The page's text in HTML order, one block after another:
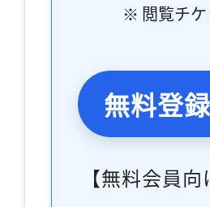
※ 閲覧チケ
無料登
【無料会員